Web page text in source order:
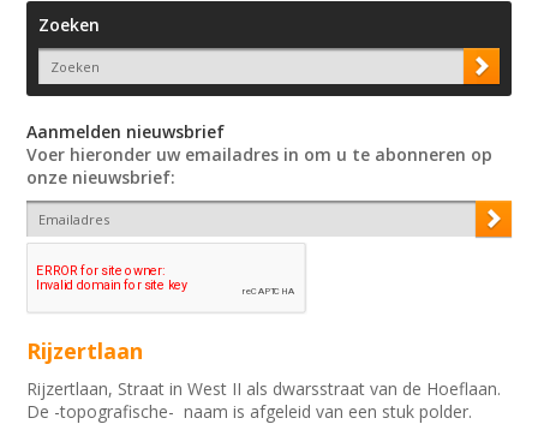
Zoeken
Aanmelden nieuwsbrief
Voer hieronder uw emailadres in om u te abonneren op
onze nieuwsbrief:
Rijzertlaan
Rijzertlaan, Straat in West II als dwarsstraat van de Hoeflaan.
De -topografische- naam is afgeleid van een stuk polder.